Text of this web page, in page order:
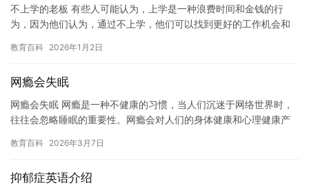
不上学的老板 有些人可能认为，上学是一种浪费时间和金钱的行
为，因为他们认为，通过不上学，他们可以找到更好的工作机会和
是这样…
教育百科 2026年1月2日
网瘾会失眠
网瘾会失眠 网瘾是一种不健康的习惯，当人们沉迷于网络世界时，
往往会忽略睡眠的重要性。网瘾会对人们的身体健康和心理健康产
症…
教育百科 2026年3月7日
抑郁症英语介绍